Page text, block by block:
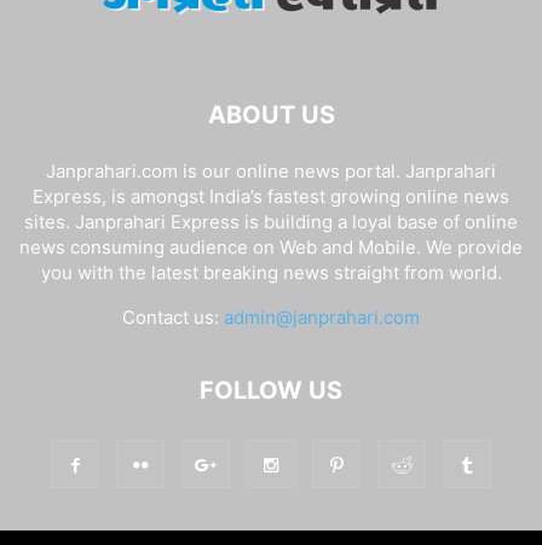
ABOUT US
Janprahari.com is our online news portal. Janprahari
Express, is amongst India’s fastest growing online news
sites. Janprahari Express is building a loyal base of online
news consuming audience on Web and Mobile. We provide
you with the latest breaking news straight from world.
Contact us: admin@janprahari.com
FOLLOW US